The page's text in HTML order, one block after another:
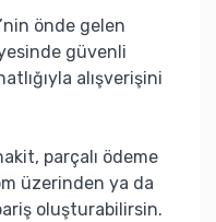
önde gelen
güvenli
alışverişini
parçalı ödeme
üzerinden ya da
oluşturabilirsin.